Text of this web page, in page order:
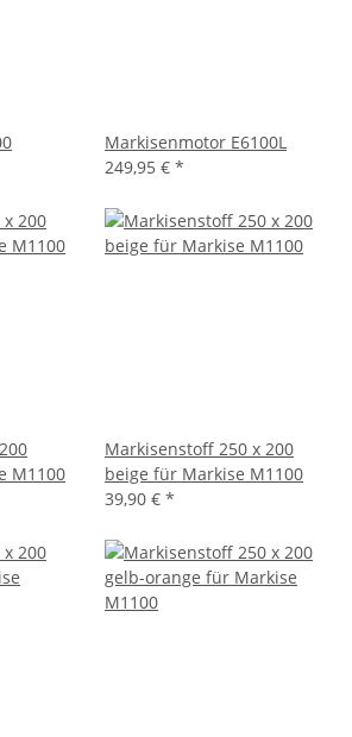
Markisenmotor E6100L
249,95 € *
M1100
Markisenstoff 250 x 200
beige für Markise M1100
39,90 € *